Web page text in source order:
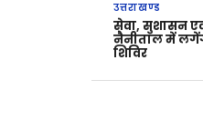
उत्तराखण्ड
सेवा, सुशासन
नैनीताल में
शिविर